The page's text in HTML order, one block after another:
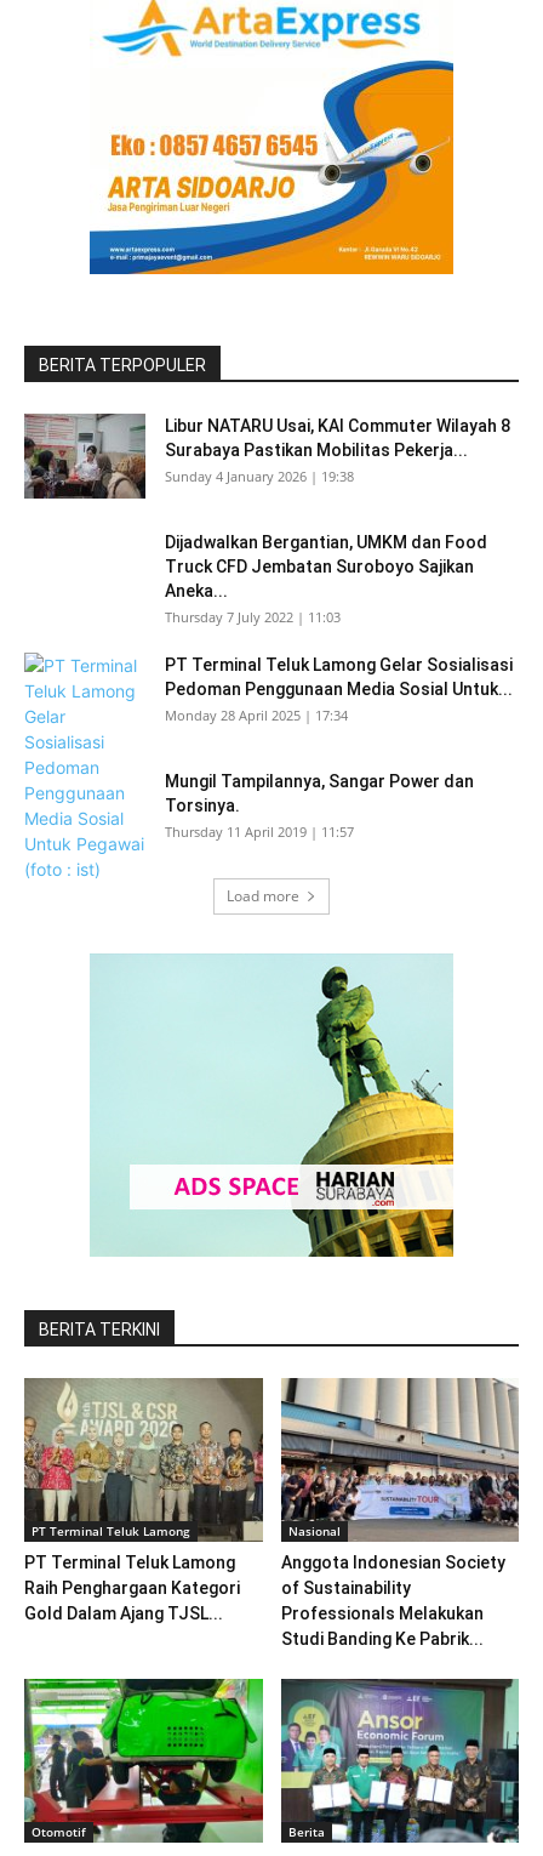
BERITA TERPOPULER
Libur NATARU Usai, KAI Commuter Wilayah 8
Surabaya Pastikan Mobilitas Pekerja...
Sunday 4 January 2026 | 19:38
Dijadwalkan Bergantian, UMKM dan Food
Truck CFD Jembatan Suroboyo Sajikan
Aneka...
Thursday 7 July 2022 | 11:03
PT Terminal Teluk Lamong Gelar Sosialisasi
Pedoman Penggunaan Media Sosial Untuk...
Monday 28 April 2025 | 17:34
Mungil Tampilannya, Sangar Power dan
Torsinya.
Thursday 11 April 2019 | 11:57
Load more
BERITA TERKINI
PT Terminal Teluk Lamong
PT Terminal Teluk Lamong
Raih Penghargaan Kategori
Gold Dalam Ajang TJSL...
Nasional
Anggota Indonesian Society
of Sustainability
Professionals Melakukan
Studi Banding Ke Pabrik...
Otomotif Berita